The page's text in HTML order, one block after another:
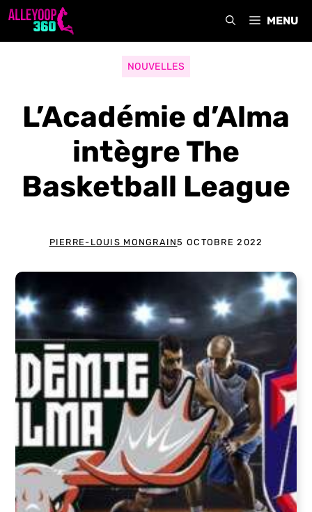
Aller
MENU
NOUVELLES
L’Académie d’Alma
intègre The
Basketball League
PIERRE-LOUIS MONGRAIN5 OCTOBRE 2022